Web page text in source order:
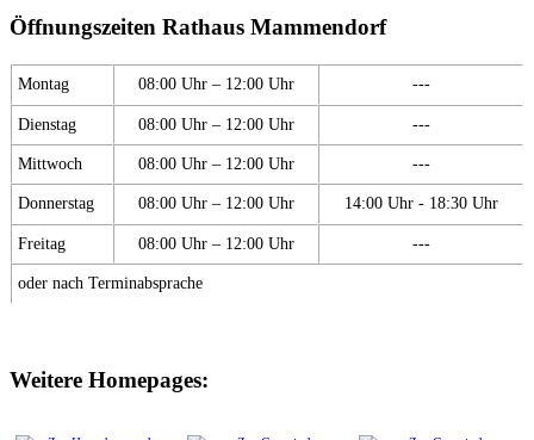
Öffnungszeiten Rathaus Mammendorf
Montag 08:00 Uhr – 12:00 Uhr ---
Dienstag 08:00 Uhr – 12:00 Uhr ---
Mittwoch 08:00 Uhr – 12:00 Uhr ---
Donnerstag 08:00 Uhr – 12:00 Uhr 14:00 Uhr - 18:30 Uhr
Freitag 08:00 Uhr – 12:00 Uhr ---
oder nach Terminabsprache
Weitere Homepages: